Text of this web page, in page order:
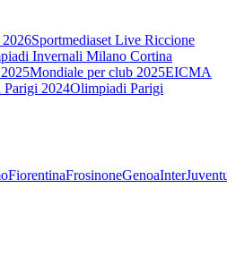
Sportmediaset Live Riccione
Invernali Milano Cortina
Mondiale per club 2025EICMA
Parigi 2024Olimpiadi Parigi
FiorentinaFrosinoneGenoaInter